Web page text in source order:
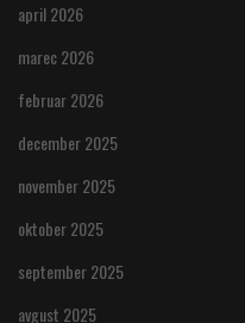
april 2026
marec 2026
februar 2026
december 2025
november 2025
oktober 2025
september 2025
avgust 2025